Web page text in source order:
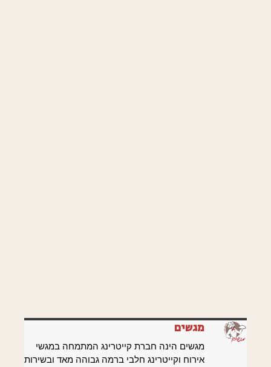
מגשים
מגשים הינה חברת קייטרינג המתמחה במגשי
אירוח וקייטרינג חלבי ברמה גבוהה מאד ובשירות